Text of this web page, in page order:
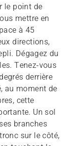
le point de
mettre en
à 45
directions,
Dégagez du
Tenez-vous
derrière
au moment de
cette
Un sol
branches
sur le côté,